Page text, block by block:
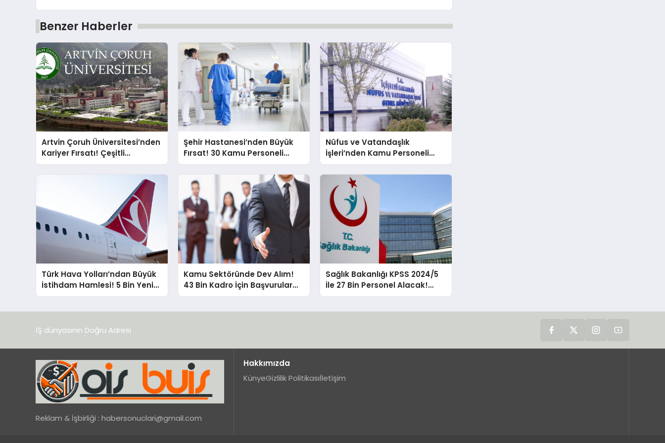
Benzer Haberler
Artvin Çoruh Üniversitesi’nden
Kariyer Fırsatı! Çeşitli
Pozisyonlarda Kamu Personeli
Şehir Hastanesi’nden Büyük
Fırsat! 30 Kamu Personeli
Alımı için Son Çağrı!
Nüfus ve Vatandaşlık
İşleri’nden Kamu Personeli
Alımı! KPSS’siz
Türk Hava Yolları’ndan Büyük
İstihdam Hamlesi! 5 Bin Yeni
Personel Alınacak!
Kamu Sektöründe Dev Alım!
43 Bin Kadro İçin Başvurular
Açık!
Sağlık Bakanlığı KPSS 2024/5
İle 27 Bin Personel Alacak!
Kadro Dağılımı ve Başvuru
İŞ dünyasının Doğru Adresi
Reklam & İşbirliği : habersonuclari@gmail.com
Hakkımızda
KünyeGizlilik Politikasıİletişim